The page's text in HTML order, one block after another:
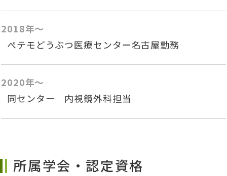
2018年～
ぺテモどうぶつ医療センター名古屋勤務
2020年～
同センター 内視鏡外科担当
所属学会・認定資格